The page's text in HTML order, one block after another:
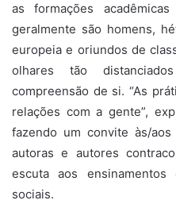
as formações
geralmente são homens,
europeia e oriundos de
olhares tão
compreensão de si. “As
relações com a gente”,
fazendo um convite às/
autoras e autores
escuta aos
sociais.